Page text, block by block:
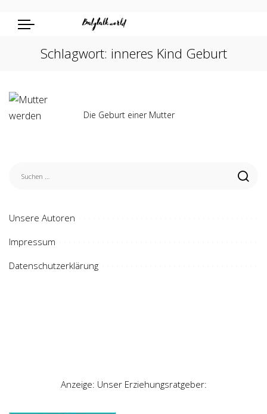
Schlagwort: inneres Kind Geburt
Die Geburt einer Mutter
Unsere Autoren
Impressum
Datenschutzerklärung
Anzeige: Unser Erziehungsratgeber: